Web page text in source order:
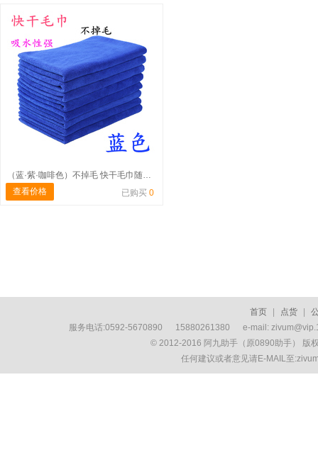
（蓝·紫·咖啡色）不掉毛 快干毛巾随机搭配
查看价格
已购买 0
首页 点货
服务电话:0592-5670890 15880261380 e-mail:
© 2012-2016 阿九助手（原0890助手） 版
任何建议或者意见请E-MAIL至